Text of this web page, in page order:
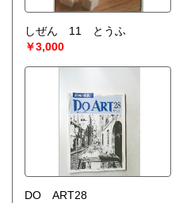
しぜん 11 とうふ
￥3,000
DO ART28